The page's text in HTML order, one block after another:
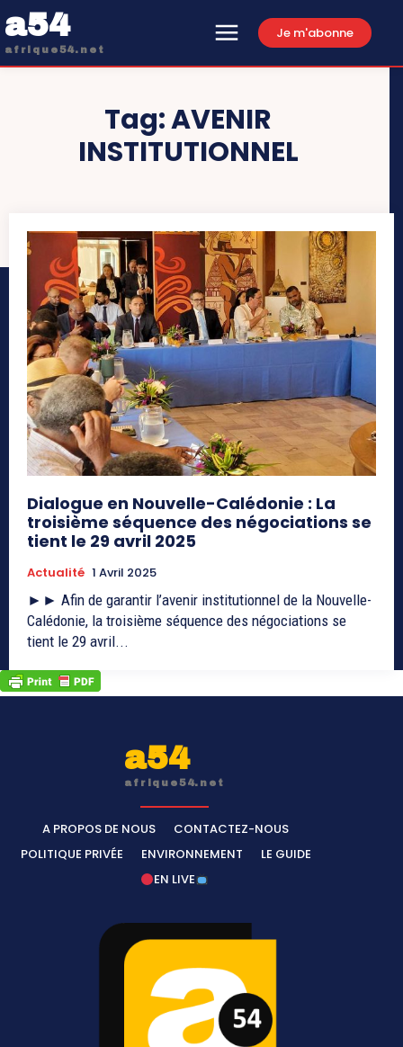
a54
afrique54.net
Je m'abonne
Tag:AVENIR
INSTITUTIONNEL
Dialogue en Nouvelle-Calédonie : La
troisième séquence des négociations se
tient le 29 avril 2025
Actualité 1 Avril 2025
►► Afin de garantir l’avenir institutionnel de la Nouvelle-
Calédonie, la troisième séquence des négociations se
tient le 29 avril...
a54
afrique54.net
A PROPOS DE NOUS
CONTACTEZ-NOUS
POLITIQUE PRIVÉE
ENVIRONNEMENT
LE GUIDE
EN LIVE